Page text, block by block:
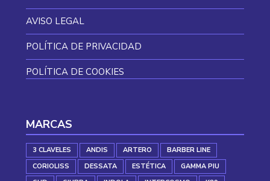
AVISO LEGAL
POLÍTICA DE PRIVACIDAD
POLÍTICA DE COOKIES
MARCAS
3 CLAVELES ANDIS ARTERO
BARBER LINE
CORIOLISS
DESSATA ESTÉTICA
GAMMA PIU